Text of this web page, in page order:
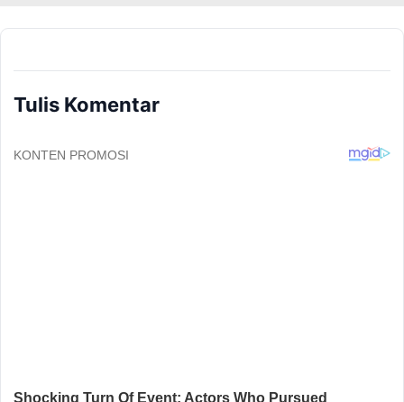
Tulis Komentar